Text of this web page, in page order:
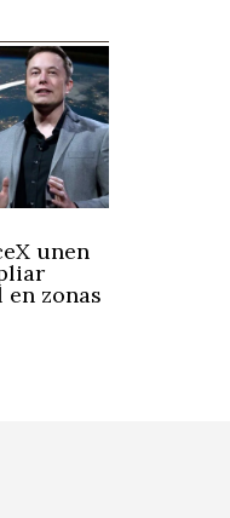
unen
zonas